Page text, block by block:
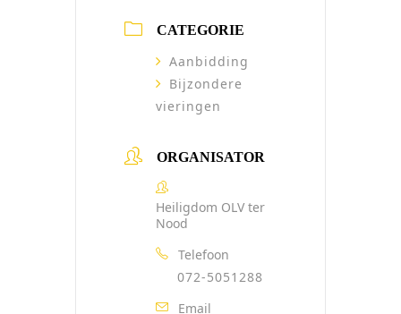
CATEGORIE
Aanbidding
Bijzondere
vieringen
ORGANISATOR
Heiligdom OLV ter
Nood
Telefoon
072-5051288
Email